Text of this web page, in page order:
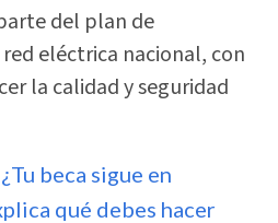
del plan de
eléctrica nacional, con
la calidad y seguridad
¿Tu beca sigue en
qué debes hacer